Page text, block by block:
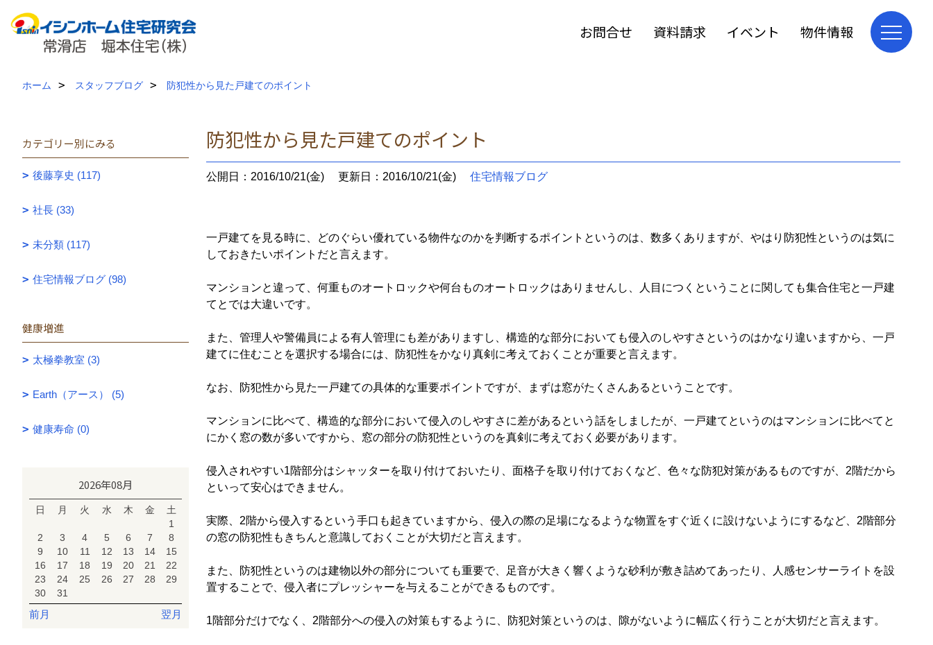
お問合せ 資料請求 イベント 物件情報
ホーム スタッフブログ 防犯性から見た戸建てのポイント
防犯性から見た戸建てのポイント
公開日：2016/10/21(金) 更新日：2016/10/21(金) 住宅情報ブログ
一戸建てを見る時に、どのぐらい優れている物件なのかを判断するポイントというのは、数多くありますが、やはり防犯性というのは気に
しておきたいポイントだと言えます。
マンションと違って、何重ものオートロックや何台ものオートロックはありませんし、人目につくということに関しても集合住宅と一戸建
てとでは大違いです。
また、管理人や警備員による有人管理にも差がありますし、構造的な部分においても侵入のしやすさというのはかなり違いますから、一戸
建てに住むことを選択する場合には、防犯性をかなり真剣に考えておくことが重要と言えます。
なお、防犯性から見た一戸建ての具体的な重要ポイントですが、まずは窓がたくさんあるということです。
マンションに比べて、構造的な部分において侵入のしやすさに差があるという話をしましたが、一戸建てというのはマンションに比べてと
にかく窓の数が多いですから、窓の部分の防犯性というのを真剣に考えておく必要があります。
侵入されやすい1階部分はシャッターを取り付けておいたり、面格子を取り付けておくなど、色々な防犯対策があるものですが、2階だから
といって安心はできません。
実際、2階から侵入するという手口も起きていますから、侵入の際の足場になるような物置をすぐ近くに設けないようにするなど、2階部分
の窓の防犯性もきちんと意識しておくことが大切だと言えます。
また、防犯性というのは建物以外の部分についても重要で、足音が大きく響くような砂利が敷き詰めてあったり、人感センサーライトを設
置することで、侵入者にプレッシャーを与えることができるものです。
1階部分だけでなく、2階部分への侵入の対策もするように、防犯対策というのは、隙がないように幅広く行うことが大切だと言えます。
カテゴリー別にみる
後藤享史 (117)
社長 (33)
未分類 (117)
住宅情報ブログ (98)
健康増進
太極拳教室 (3)
Earth（アース） (5)
健康寿命 (0)
2026年08月
日 月 火 水 木 金
土
1
2
3 4 5 6 7
8
9
10 11 12 13 14
15
16
17 18 19 20 21
22
23
24 25 26 27 28
29
30
31
前月 翌月